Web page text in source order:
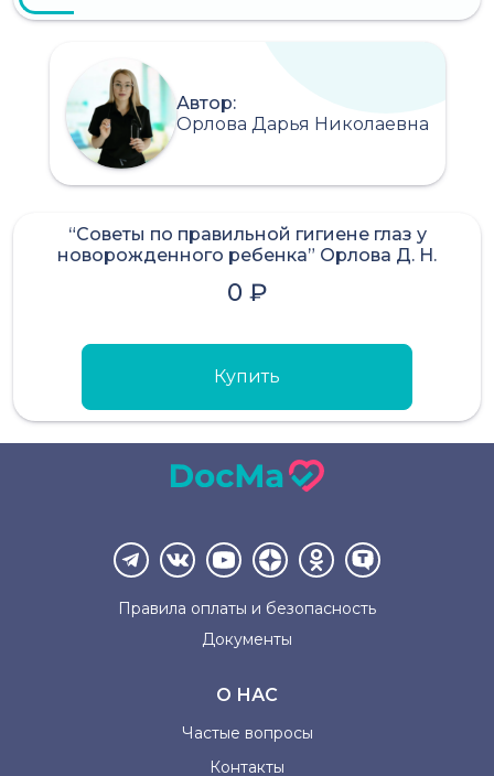
Автор:
Орлова Дарья Николаевна
“Советы по правильной гигиене глаз у
новорожденного ребенка” Орлова Д. Н.
0 ₽
Купить
Правила оплаты и безопасность
Документы
О НАС
Частые вопросы
Контакты